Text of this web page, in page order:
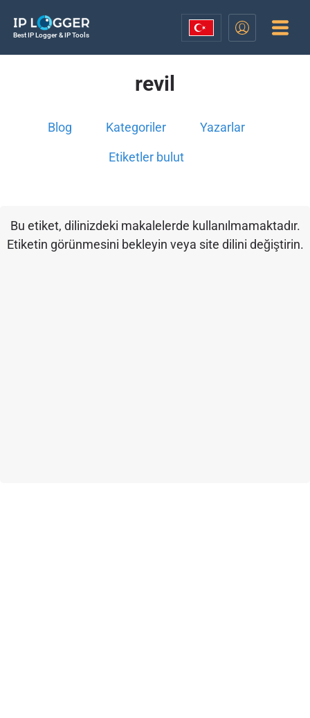
Best IP Logger & IP Tools
revil
Blog Kategoriler Yazarlar
Etiketler bulut